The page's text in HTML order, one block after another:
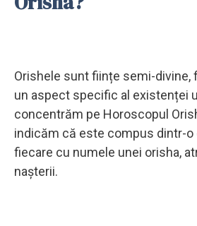
Orishele sunt ființe semi-divine,
un aspect specific al existenței
concentrăm pe Horoscopul
indicăm că este compus dintr-o
fiecare cu numele unei orisha,
nașterii.